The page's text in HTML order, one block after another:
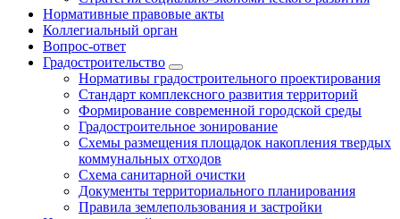
Нормативные правовые акты
Коллегиальный орган
Вопрос-ответ
Градостроительство
Нормативы градостроительного проектирования
Стандарт комплексного развития территорий
Формирование современной городской среды
Градостроительное зонирование
Схемы размещения площадок накопления твердых
коммунальных отходов
Схема санитарной очистки
Документы территориального планирования
Правила землепользования и застройки